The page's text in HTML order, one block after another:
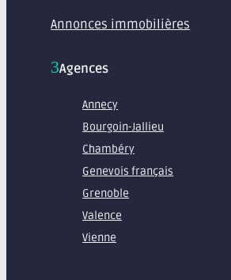
Annonces immobilières
Agences
Annecy
Bourgoin-Jallieu
Chambéry
Genevois français
Grenoble
Valence
Vienne